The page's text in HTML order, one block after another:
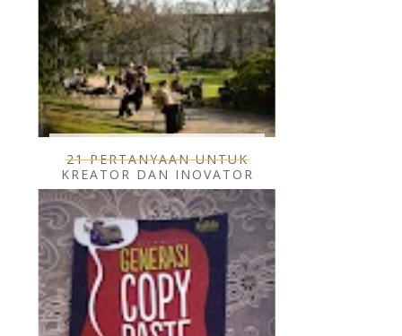
21 PERTANYAAN UNTUK
KREATOR DAN INOVATOR